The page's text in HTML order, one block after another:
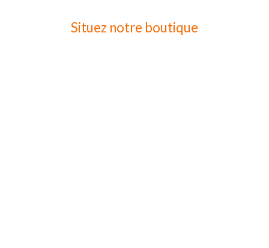
Situez notre boutique